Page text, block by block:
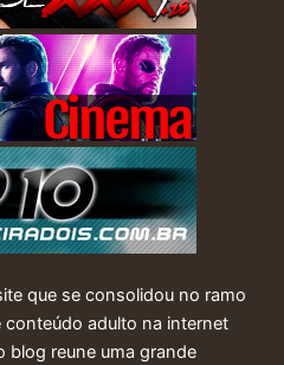
que se consolidou no ramo
adulto na internet
blog reune uma grande